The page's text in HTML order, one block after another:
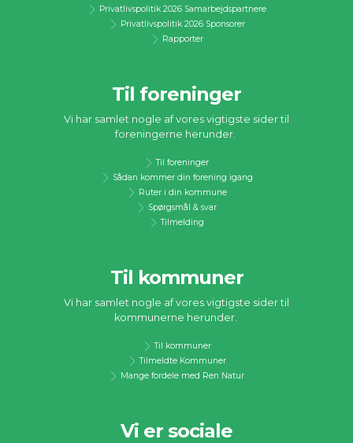
Privatlivspolitik 2026 Samarbejdspartnere
Privatlivspolitik 2026 Sponsorer
Rapporter
Til foreninger
Vi har samlet nogle af vores vigtigste sider til
foreningerne herunder.
Til foreninger
Sådan kommer din forening igang
Ruter i din kommune
Spørgsmål & svar
Tilmelding
Til kommuner
Vi har samlet nogle af vores vigtigste sider til
kommunerne herunder.
Til kommuner
Tilmeldte Kommuner
Mange fordele med Ren Natur
Vi er sociale